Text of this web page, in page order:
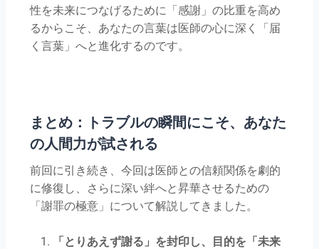
性を未来につなげるために「感謝」の比重を高め
るからこそ、あなたの言葉は医師の心に深く「届
く言葉」へと進化するのです。
まとめ：トラブルの瞬間にこそ、あなた
の人間力が試される
前回に引き続き、今回は医師との信頼関係を劇的
に修復し、さらに深い絆へと昇華させるための
「謝罪の極意」について解説してきました。
「とりあえず謝る」を封印し、目的を「未来